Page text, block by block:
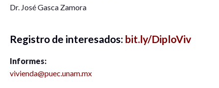
Dr. José Gasca Zamora
Registro de interesados: bit.ly/DiploViv
Informes:
vivienda@puec.unam.mx